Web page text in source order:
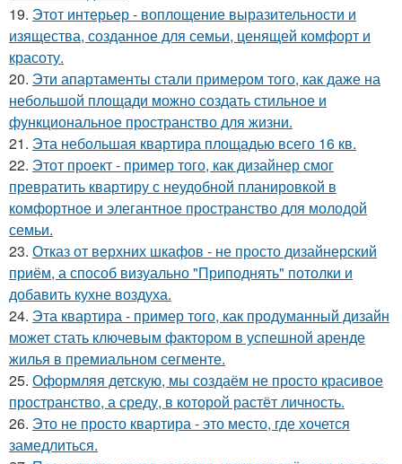
19. Этот интерьер - воплощение выразительности и
изящества, созданное для семьи, ценящей комфорт и
красоту.
20. Эти апартаменты стали примером того, как даже на
небольшой площади можно создать стильное и
функциональное пространство для жизни.
21. Эта небольшая квартира площадью всего 16 кв.
22. Этот проект - пример того, как дизайнер смог
превратить квартиру с неудобной планировкой в
комфортное и элегантное пространство для молодой
семьи.
23. Отказ от верхних шкафов - не просто дизайнерский
приём, а способ визуально "Приподнять" потолки и
добавить кухне воздуха.
24. Эта квартира - пример того, как продуманный дизайн
может стать ключевым фактором в успешной аренде
жилья в премиальном сегменте.
25. Оформляя детскую, мы создаём не просто красивое
пространство, а среду, в которой растёт личность.
26. Это не просто квартира - это место, где хочется
замедлиться.